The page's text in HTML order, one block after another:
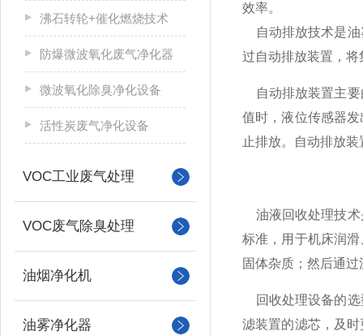
沸石转轮+催化燃烧技术
防爆微波氧化废气净化器
微波氧化除臭净化设备
活性炭废气净化设备
VOC工业废气处理
VOC废气除臭处理
油烟净化机
油雾净化器
效率。
自动排放技术是油
过自动排放装置，
自动排放装置主要
值时，液位传感器
止排放。自动排放
油液回收处理技术
标准，用于机床润
固体杂质；然后通
回收处理设备的选
滤装置的滤芯，及